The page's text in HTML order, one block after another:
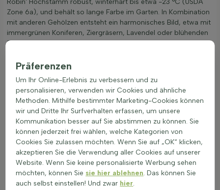
Robin' Hochstamm robust, winterhart bis etwa -23 °C (USDA
Zone 6a), und behält so lange Farbe im Garten. In Kombination
mit anderen Gehölzen entsteht ein harmonisches Bild, etwa mit
immergrünen Koniferen, Ziergräsern, Lavendel oder blühenden
Stauden wie Rosen.
Pflanzkübel auf Terrasse und Balkon
Sehr winterhart bis etwa -23 °C, bleibt auch in kalten
Wintern dekorativ
Lässt sich gut kombinieren mit Koniferen, Ziergräsern,
Lavendel und Rosen
Besondere Zierwerte sind der rote Austrieb, die glänzenden
Blätter und die dichte Krone
Sorgt das ganze Jahr für Struktur und Farbe im Garten
Als Glanzmispelbäume (Photinia fraseri 'Red Robin')
Hochstamm bringtGlanzmispelbäume (Photinia fraseri 'Red
Robin')so dauerhaft Farbe und Struktur in den Garten.
Präferenzen
Um Ihr Online-Erlebnis zu verbessern und zu
personalisieren, verwenden wir Cookies und ähnliche
Methoden. Mithilfe bestimmter Marketing-Cookies können
wir und Dritte Ihr Surfverhalten erfassen, um unsere
Kommunikation besser auf Sie abstimmen zu können. Sie
können jederzeit frei wählen, welche Kategorien von
Cookies Sie zulassen möchten. Wenn Sie auf „OK“ klicken,
akzeptieren Sie die Verwendung aller Cookies auf unserer
Website. Wenn Sie keine personalisierte Werbung sehen
möchten, können Sie sie hier ablehnen. Das können Sie
auch selbst einstellen! Und zwar hier.